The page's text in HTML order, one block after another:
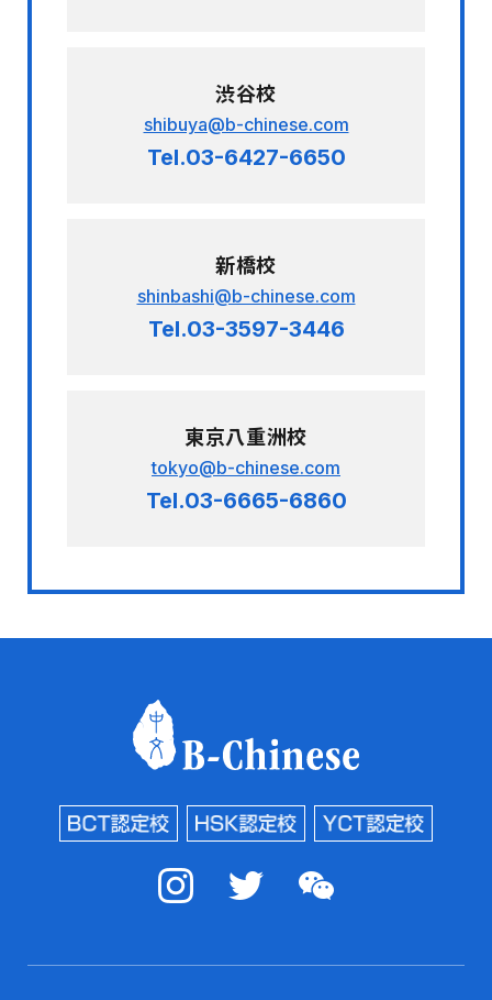
渋谷校
shibuya@b-chinese.com
Tel.03-6427-6650
新橋校
shinbashi@b-chinese.com
Tel.03-3597-3446
東京八重洲校
tokyo@b-chinese.com
Tel.03-6665-6860